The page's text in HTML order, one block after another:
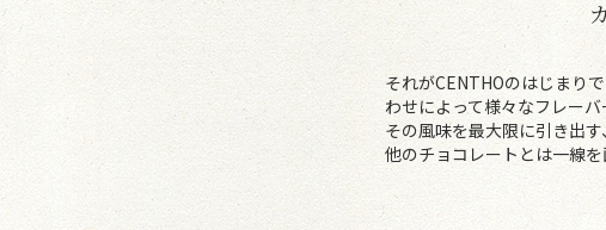
それがCENTHOのはじまり
わせによって様々なフレー
その風味を最大限に引き出
他のチョコレートとは一線